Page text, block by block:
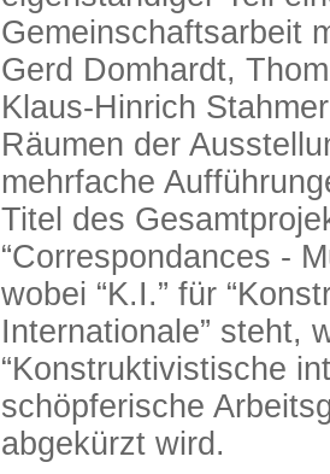
Gemeinschaftsarbeit
Gerd Domhardt,
Klaus-Hinrich
Räumen der
mehrfache
Titel des
“Correspondances -
wobei “K.I.” für
Internationale” steht,
“Konstruktivistische
schöpferische
abgekürzt wird.